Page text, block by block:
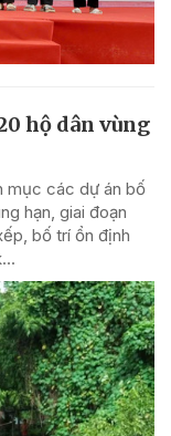
hộ dân vùng
mục các dự án bố
hạn, giai đoạn
bố trí ổn định